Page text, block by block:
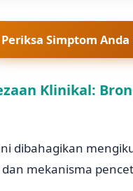
Periksa Simptom Anda
Klinikal:
dibahagikan
mekanisma